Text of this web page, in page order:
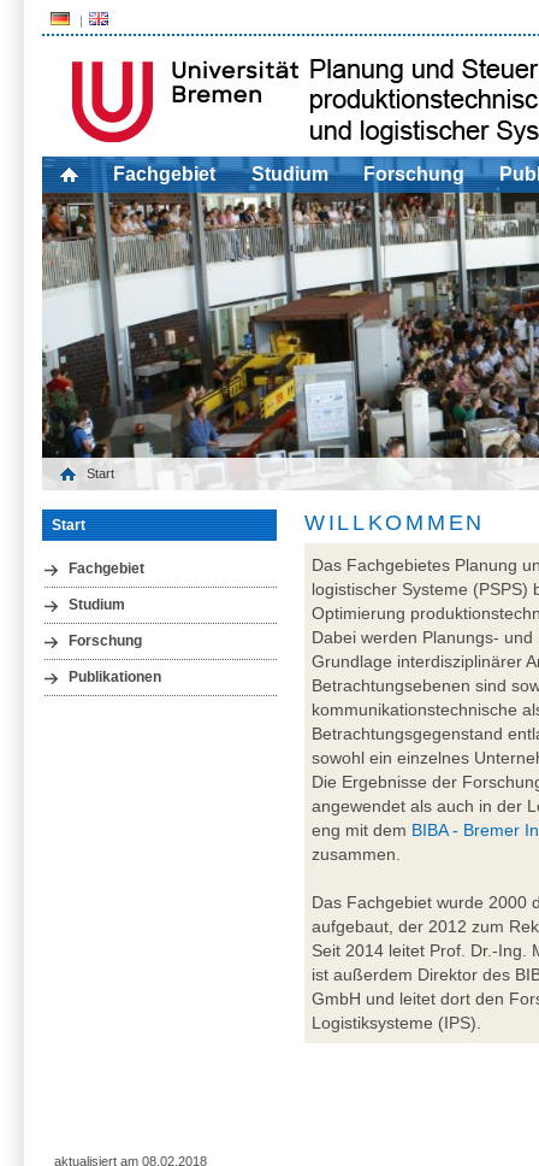
Fachgebiet Studium Forschung
Start
Start
Fachgebiet
Studium
Forschung
Publikationen
WILLKOMMEN
Das Fachgebietes Planung
logistischer Systeme (PSPS)
Optimierung
Dabei werden Planungs-
Grundlage interdisziplinärer
Betrachtungsebenen sind
kommunikationstechnische
Betrachtungsgegenstand
sowohl ein einzelnes
Die Ergebnisse der
angewendet als auch in der
eng mit dem BIBA - Bremer
zusammen.
Das Fachgebiet wurde 2000
aufgebaut, der 2012 zum
Seit 2014 leitet Prof. Dr.-Ing.
ist außerdem Direktor des
GmbH und leitet dort den
Logistiksysteme (IPS).
aktualisiert am 08.02.2018